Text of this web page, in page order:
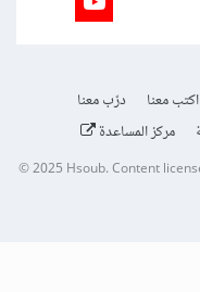
اكتب معنا
درّب معنا
مركز المساعدة
© 2025 Hsoub.Content